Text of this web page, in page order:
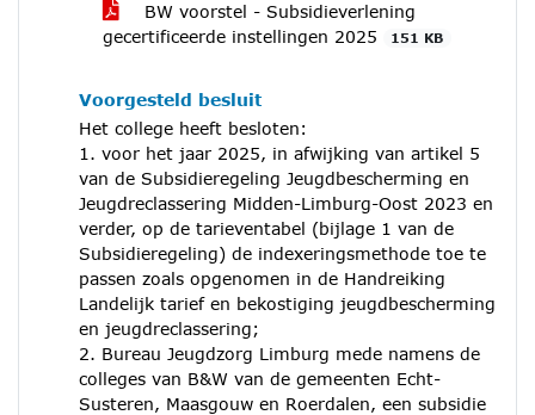
BW voorstel - Subsidieverlening
gecertificeerde instellingen 2025
151 KB
Voorgesteld besluit
Het college heeft besloten:
1. voor het jaar 2025, in afwijking van artikel 5
van de Subsidieregeling Jeugdbescherming en
Jeugdreclassering Midden-Limburg-Oost 2023 en
verder, op de tarieventabel (bijlage 1 van de
Subsidieregeling) de indexeringsmethode toe te
passen zoals opgenomen in de Handreiking
Landelijk tarief en bekostiging jeugdbescherming
en jeugdreclassering;
2. Bureau Jeugdzorg Limburg mede namens de
colleges van B&W van de gemeenten Echt-
Susteren, Maasgouw en Roerdalen, een subsidie